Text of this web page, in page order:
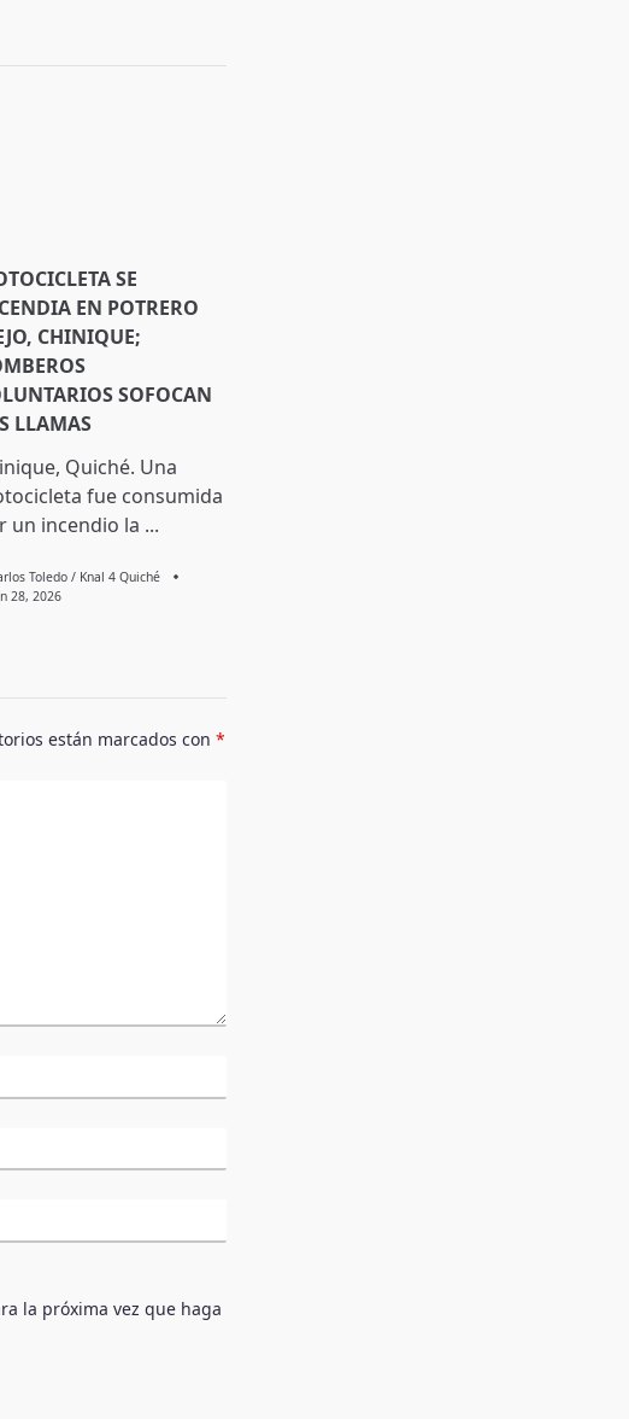
SE
EN POTRERO
CHINIQUE;
SOFOCAN
LLAMAS
Quiché. Una
fue consumida
un incendio la ...
Toledo / Knal 4 Quiché
28, 2026
están marcados con *
la próxima vez que haga